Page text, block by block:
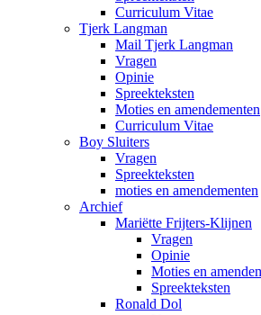
Curriculum Vitae
Tjerk Langman
Mail Tjerk Langman
Vragen
Opinie
Spreekteksten
Moties en amendementen
Curriculum Vitae
Boy Sluiters
Vragen
Spreekteksten
moties en amendementen
Archief
Mariëtte Frijters-Klijnen
Vragen
Opinie
Moties en
Spreekteksten
Ronald Dol